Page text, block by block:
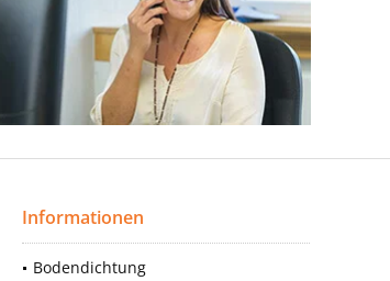
Informationen
Bodendichtung